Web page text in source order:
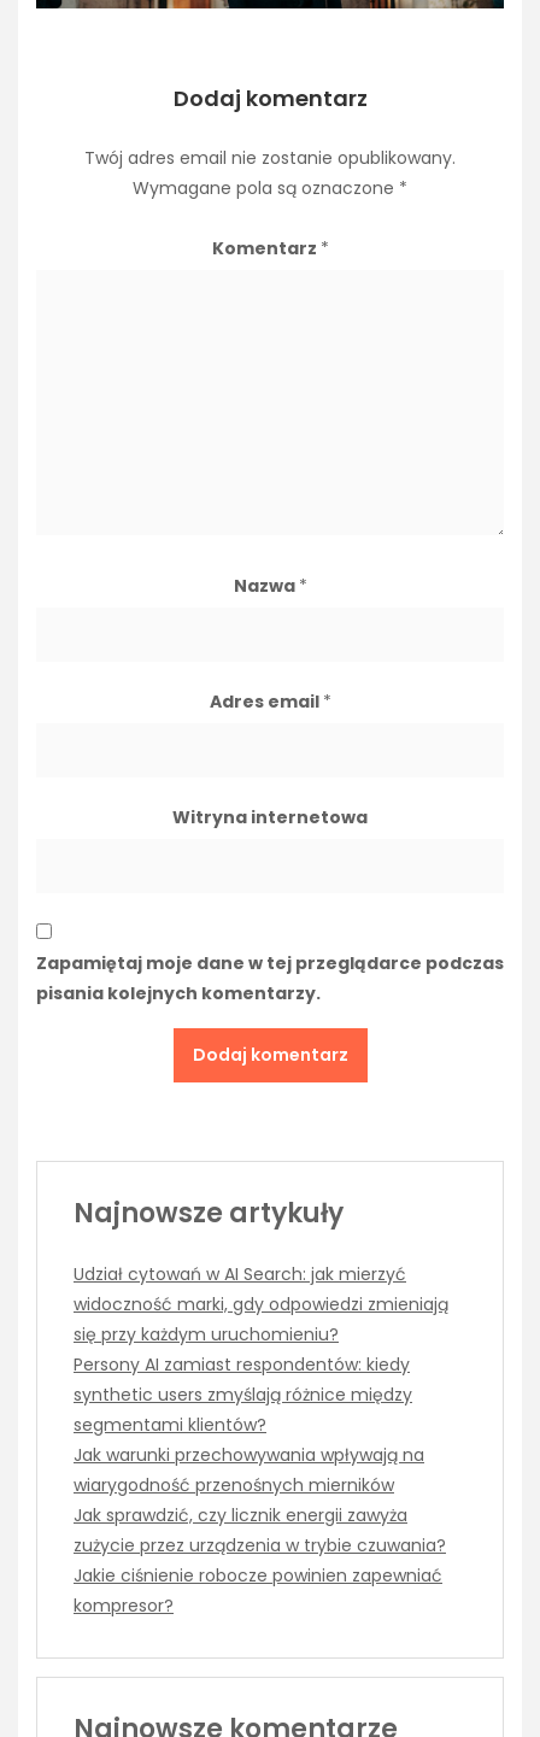
Dodaj komentarz
Twój adres email nie zostanie opublikowany.
Wymagane pola są oznaczone *
Komentarz *
Nazwa *
Adres email *
Witryna internetowa
Zapamiętaj moje dane w tej przeglądarce podczas
pisania kolejnych komentarzy.
Najnowsze artykuły
Udział cytowań w AI Search: jak mierzyć
widoczność marki, gdy odpowiedzi zmieniają
się przy każdym uruchomieniu?
Persony AI zamiast respondentów: kiedy
synthetic users zmyślają różnice między
segmentami klientów?
Jak warunki przechowywania wpływają na
wiarygodność przenośnych mierników
Jak sprawdzić, czy licznik energii zawyża
zużycie przez urządzenia w trybie czuwania?
Jakie ciśnienie robocze powinien zapewniać
kompresor?
Najnowsze komentarze